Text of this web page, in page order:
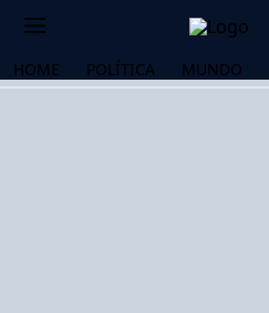
HOME POLÍTICA MUNDO